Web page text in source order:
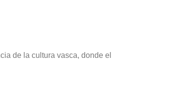
de la cultura vasca, donde el